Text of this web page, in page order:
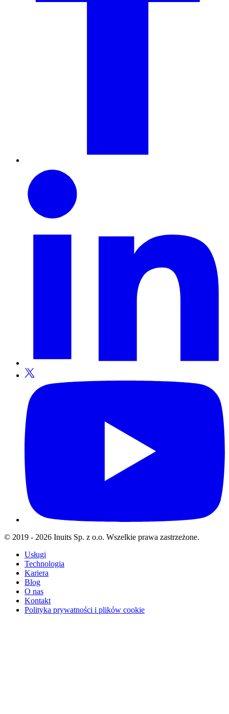
© 2019 - 2026 Inuits Sp. z o.o. Wszelkie prawa zastrzeżone.
Usługi
Technologia
Kariera
Blog
O nas
Kontakt
Polityka prywatności i plików cookie